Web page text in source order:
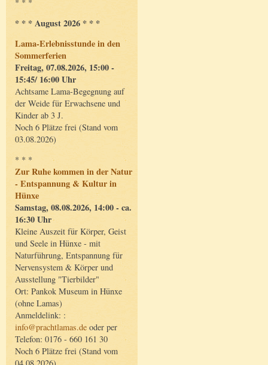
* * * August 2026 * * *
Lama-Erlebnisstunde in den
Sommerferien
Freitag, 07.08.2026, 15:00 -
15:45/ 16:00 Uhr
Achtsame Lama-Begegnung auf
der Weide für Erwachsene und
Kinder ab 3 J.
Noch 6 Plätze frei (Stand vom
03.08.2026)
* * *
Zur Ruhe kommen in der Natur
- Entspannung & Kultur in
Hünxe
Samstag, 08.08.2026, 14:00 - ca.
16:30 Uhr
Kleine Auszeit für Körper, Geist
und Seele in Hünxe - mit
Naturführung, Entspannung für
Nervensystem & Körper und
Ausstellung "Tierbilder"
Ort: Pankok Museum in Hünxe
(ohne Lamas)
Anmeldelink: :
info@prachtlamas.de oder per
Telefon: 0176 - 660 161 30
Noch 6 Plätze frei (Stand vom